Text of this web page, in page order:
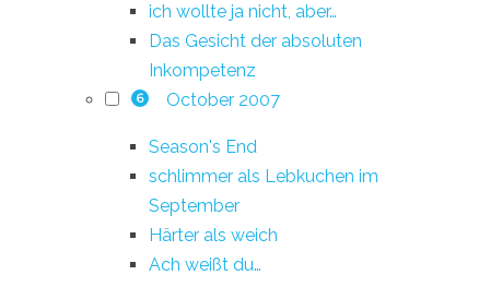
ich wollte ja nicht, aber…
Das Gesicht der absoluten
Inkompetenz
6 October 2007
Season's End
schlimmer als Lebkuchen im
September
Härter als weich
Ach weißt du…